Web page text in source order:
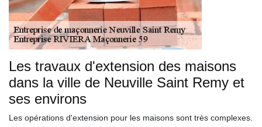
Les travaux d'extension des maisons
dans la ville de Neuville Saint Remy et
ses environs
Les opérations d'extension pour les maisons sont très complexes.